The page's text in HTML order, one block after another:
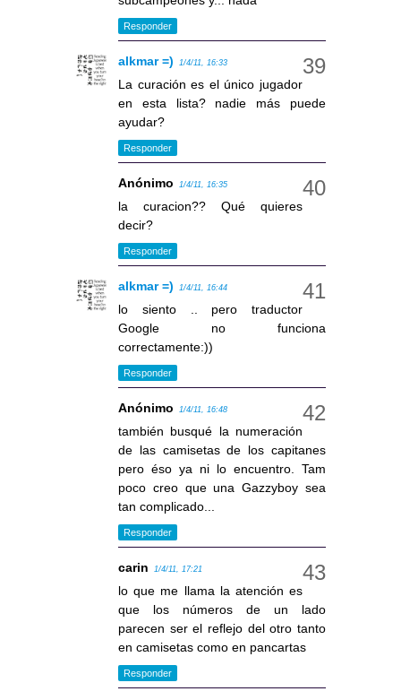
Responder
alkmar =) 1/4/11, 16:33
La curación es el único jugador
en esta lista? nadie más puede
ayudar?
Responder
Anónimo 1/4/11, 16:35
la curacion?? Qué quieres
decir?
Responder
alkmar =) 1/4/11, 16:44
lo siento .. pero traductor
Google no funciona
correctamente:))
Responder
Anónimo 1/4/11, 16:48
también busqué la numeración
de las camisetas de los capitanes
pero éso ya ni lo encuentro. Tam
poco creo que una Gazzyboy sea
tan complicado...
Responder
carin 1/4/11, 17:21
lo que me llama la atención es
que los números de un lado
parecen ser el reflejo del otro tanto
en camisetas como en pancartas
Responder